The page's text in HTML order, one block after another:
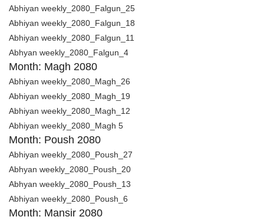
Abhiyan weekly_2080_Falgun_25
Abhiyan weekly_2080_Falgun_18
Abhiyan weekly_2080_Falgun_11
Abhyan weekly_2080_Falgun_4
Month: Magh 2080
Abhiyan weekly_2080_Magh_26
Abhiyan weekly_2080_Magh_19
Abhiyan weekly_2080_Magh_12
Abhiyan weekly_2080_Magh 5
Month: Poush 2080
Abhiyan weekly_2080_Poush_27
Abhyan weekly_2080_Poush_20
Abhyan weekly_2080_Poush_13
Abhiyan weekly_2080_Poush_6
Month: Mansir 2080